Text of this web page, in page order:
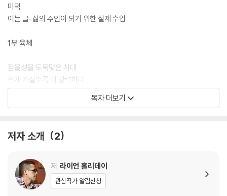
미덕
여는 글: 삶의 주인이 되기 위한 절제 수업
1부 육체
참을성을 도둑맞은 시대
적게 가질수록 더 강력하다
거절의 미덕
새벽은 오직 당신만의 시간이다
쾌락이 악몽이 될 때
주변을 정돈하면 인생이 관리된다
반복이 주는 복리 효과
사소한 습관이 게임의 승패를 결정한다
목차 더보기
저자 소개 2
저 라이언 홀리데이
관심작가 알림신청